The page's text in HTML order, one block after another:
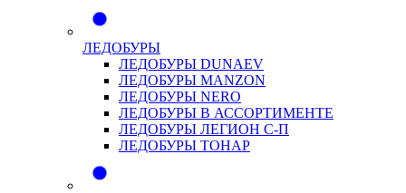
ЛЕДОБУРЫ
ЛЕДОБУРЫ DUNAEV
ЛЕДОБУРЫ MANZON
ЛЕДОБУРЫ NERO
ЛЕДОБУРЫ В АССОРТИМЕНТЕ
ЛЕДОБУРЫ ЛЕГИОН С-П
ЛЕДОБУРЫ ТОНАР